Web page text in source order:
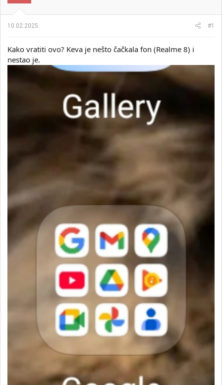
n
i
k
m
e
o
t
n
10.02.2025. #1
Kako vratiti ovo? Keva je nešto čačkala fon (Realme 8) i
nestao je.